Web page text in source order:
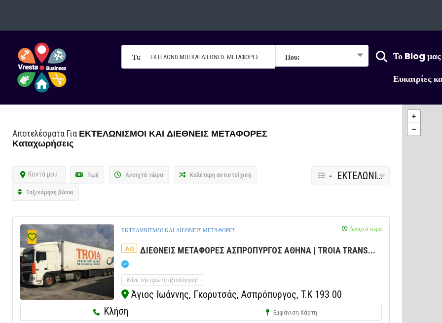
Τι; Που;
Το Blog μας
Ευκαιρίες
Αποτελέσματα Για ΕΚΤΕΛΩΝΙΣΜΟΙ ΚΑΙ ΔΙΕΘΝΕΙΣ ΜΕΤΑΦΟΡΕΣ
Καταχωρήσεις
Τιμή Ανοιχτά τώρα
Κοντά μου Καλύτερη αντιστοίχιση
Ταξινόμηση βάσει
- ΕΚΤΕΛΩΝΙΣΜΟΙ ΚΑΙ ΔΙΕΘΝΕΙΣ ΜΕΤΑΦΟΡΕΣ
ΕΚΤΕΛΩΝΙΣΜΟΙ ΚΑΙ ΔΙΕΘΝΕΙΣ ΜΕΤΑΦΟΡΕΣ Ανοιχτά τώρα
Ad ΔΙΕΘΝΕΙΣ ΜΕΤΑΦΟΡΕΣ ΑΣΠΡΟΠΥΡΓΟΣ ΑΘΗΝΑ | TROIA TRANS...
Κάνε την πρώτη αξιολόγηση!
Άγιος Ιωάννης, Γκορυτσάς, Ασπρόπυργος, T.K 193 00
Κλήση
Εμφάνιση Χάρτη